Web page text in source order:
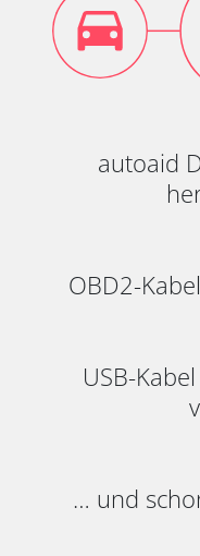
autoaid
OBD2-
USB-
… und